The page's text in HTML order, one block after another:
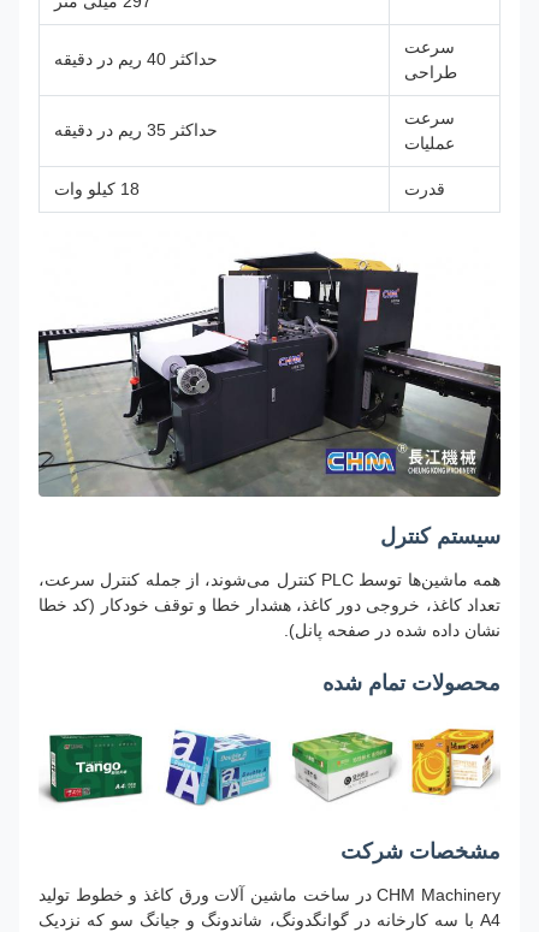
سرعت
طراحی
حداکثر 40 ریم در دقیقه
سرعت
عملیات
حداکثر 35 ریم در دقیقه
قدرت
سیستم کنترل
همه ماشین‌ها توسط PLC کنترل می‌شوند، از جمله کنترل سرعت،
تعداد کاغذ، خروجی دور کاغذ، هشدار خطا و توقف خودکار (کد خطا
نشان داده شده در صفحه پانل).
محصولات تمام شده
مشخصات شرکت
CHM Machinery در ساخت ماشین آلات ورق کاغذ و خطوط تولید
A4 با سه کارخانه در گوانگدونگ، شاندونگ و جیانگ سو که نزدیک